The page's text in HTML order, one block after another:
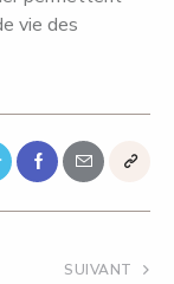
vie des
SUIVANT